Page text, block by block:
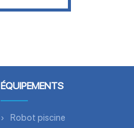
ÉQUIPEMENTS
Robot piscine